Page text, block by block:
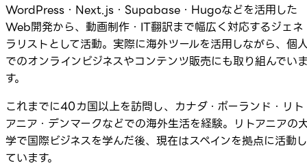
WordPress・Next.js・Supabase・Hugoなどを活用した
Web開発から、動画制作・IT翻訳まで幅広く対応するジェネ
ラリストとして活動。実際に海外ツールを活用しながら、個
でのオンラインビジネスやコンテンツ販売にも取り組んでい
す。
これまでに40カ国以上を訪問し、カナダ・ポーランド・リト
アニア・デンマークなどでの海外生活を経験。リトアニアの
学で国際ビジネスを学んだ後、現在はスペインを拠点に活動し
ています。